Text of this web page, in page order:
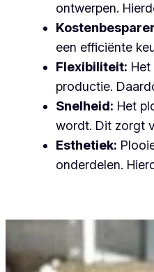
ontwerpen.
een efficiënte
Flexibiliteit:
productie.
Snelheid: Het
wordt. Dit zorgt
Esthetiek:
onderdelen.